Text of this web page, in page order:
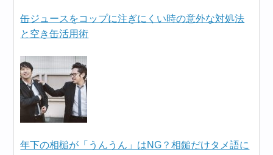
缶ジュースをコップに注ぎにくい時の意外な対処法
と空き缶活用術
年下の相槌が「うんうん」はNG？相鎚だけタメ語に